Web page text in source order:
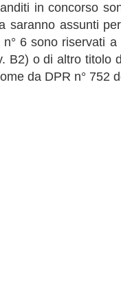
in concorso
saranno assunti
6 sono riservati a
B2) o di altro titolo
da DPR n° 752